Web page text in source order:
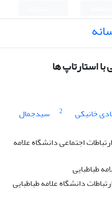
استارتاپ ها
خانیکی 2
سیدجمال
اجتماعی دانشگاه علامه
طباطبایی
دانشگاه علامه طباطبایی